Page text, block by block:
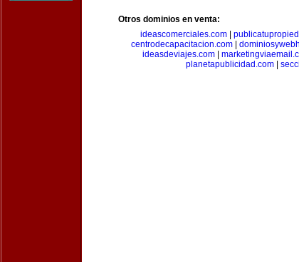
Otros dominios en venta:
ideascomerciales.com|
centrodecapacitacion.com
ideasdeviajes.com|
planetapublicidad.com|